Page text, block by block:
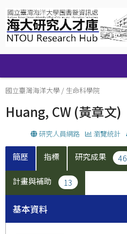
navigation
國立臺灣海洋大學 / 生命科學院
Huang, CW (黃章文)
研究人員網路 瀏覽統計
簡歷 指標 研究成果
46
計畫與補助
13
基本資料